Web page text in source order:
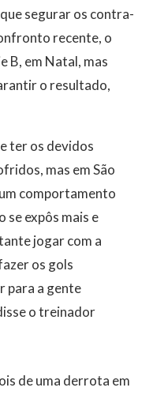
segurar os contra-
recente, o
B, em Natal, mas
o resultado,
ter os devidos
mas em São
comportamento
se expôs mais e
jogar com a
os gols
para a gente
o treinador
de uma derrota em